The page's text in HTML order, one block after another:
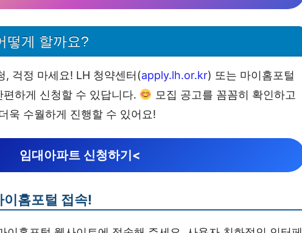
떻게 할까요?
, 걱정 마세요! LH 청약센터(apply.lh.or.kr) 또는 마이홈포털
편하게 신청할 수 있답니다.
모집 공고를 꼼꼼히 확인하고
욱 수월하게 진행할 수 있어요!
임대아파트 신청하기<
이홈포털 접속!